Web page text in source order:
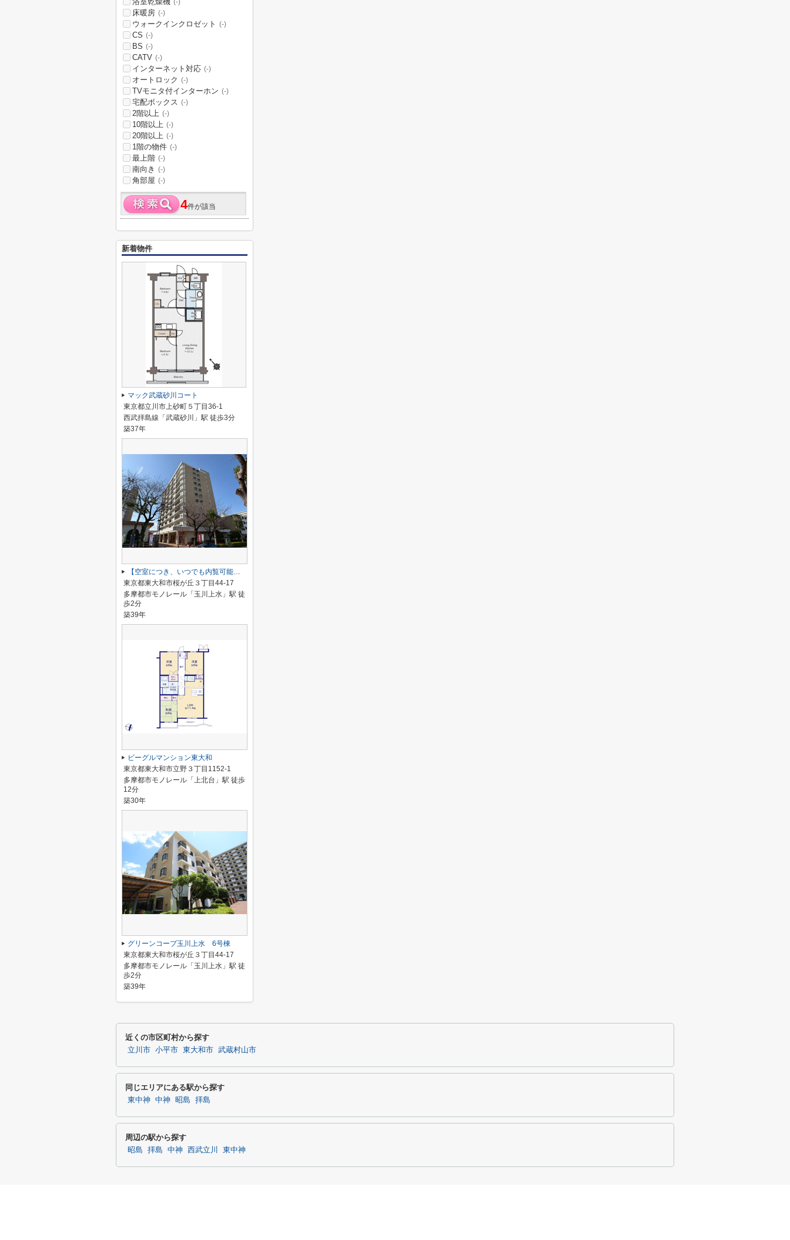
(-)
床暖房 (-)
ウォークインクロゼット (-)
CS (-)
BS (-)
CATV (-)
インターネット対応 (-)
オートロック (-)
TVモニタ付インターホン (-)
宅配ボックス (-)
2階以上 (-)
10階以上 (-)
20階以上 (-)
1階の物件 (-)
最上階 (-)
南向き (-)
角部屋 (-)
4件が該当
新着物件
マック武蔵砂川コート
東京都立川市上砂町５丁目36-1
西武拝島線「武蔵砂川」駅 徒歩3分
築37年
【空室につき、いつでも内覧可能】グリーンコープ玉川上水 5号棟
東京都東大和市桜が丘３丁目44-17
多摩都市モノレール「玉川上水」駅 徒
歩2分
築39年
ビーグルマンション東大和
東京都東大和市立野３丁目1152-1
多摩都市モノレール「上北台」駅 徒歩
12分
築30年
グリーンコープ玉川上水 6号棟
東京都東大和市桜が丘３丁目44-17
多摩都市モノレール「玉川上水」駅 徒
歩2分
築39年
近くの市区町村から探す
立川市 小平市 東大和市 武蔵村山市
同じエリアにある駅から探す
東中神 中神 昭島 拝島
周辺の駅から探す
昭島 拝島 中神 西武立川 東中神